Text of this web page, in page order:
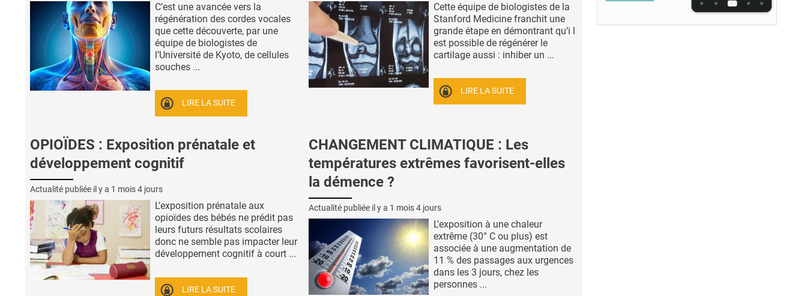
C’est une avancée vers la
régénération des cordes vocales
que cette découverte, par une
équipe de biologistes de
l’Université de Kyoto, de cellules
souches ...
LIRE LA SUITE
Cette équipe de biologistes de la
Stanford Medicine franchit une
grande étape en démontrant qu’i l
est possible de régénérer le
cartilage aussi : inhiber un ...
LIRE LA SUITE
OPIOÏDES : Exposition prénatale et
développement cognitif
Actualité publiée il y a 1 mois 4 jours
L’exposition prénatale aux
opioïdes des bébés ne prédit pas
leurs futurs résultats scolaires
donc ne semble pas impacter leur
développement cognitif à court ...
LIRE LA SUITE
CHANGEMENT CLIMATIQUE : Les
températures extrêmes favorisent-elles
la démence ?
Actualité publiée il y a 1 mois 4 jours
L'exposition à une chaleur
extrême (30° C ou plus) est
associée à une augmentation de
11 % des passages aux urgences
dans les 3 jours, chez les
personnes ...